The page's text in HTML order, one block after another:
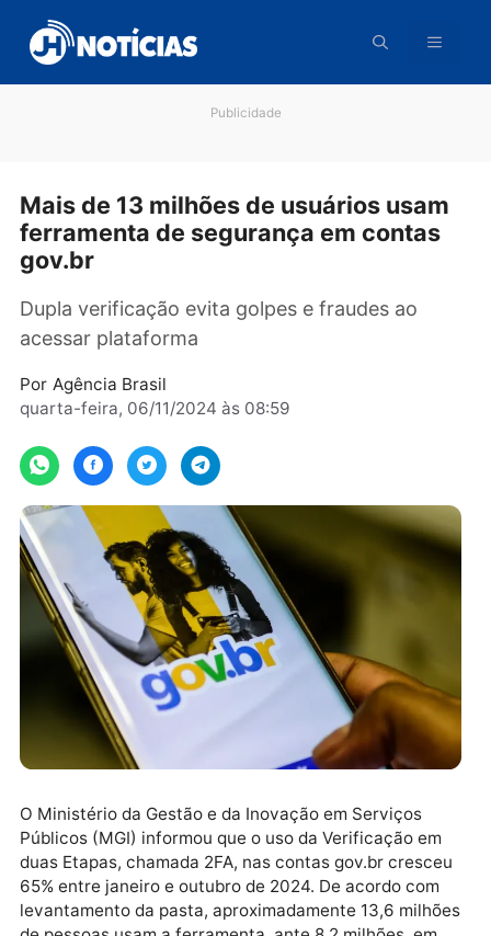
para
conteúdo
Mais de 13 milhões de usuários
ferramenta de segurança em contas
Dupla verificação evita golpes e fraudes ao
acessar plataforma
quarta-feira, 06/11/2024 às 08:59
O Ministério da Gestão e da Inovação em Serviços
Públicos (MGI) informou que o uso da Verificação em